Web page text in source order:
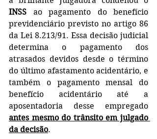
INSS ao pagamento do benefício
previdenciário previsto no artigo 86
da Lei 8.213/91. Essa decisão judicial
determina o pagamento dos
atrasados devidos desde o término
do último afastamento acidentário, e
também o pagamento mensal do
benefício acidentário até a
antes mesmo do trânsito em julgado
da decisão.